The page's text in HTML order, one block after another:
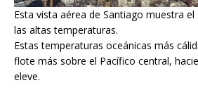
Esta vista aérea de Santiago muestra
las altas temperaturas.
Estas temperaturas oceánicas más
flote más sobre el Pacífico central,
eleve.